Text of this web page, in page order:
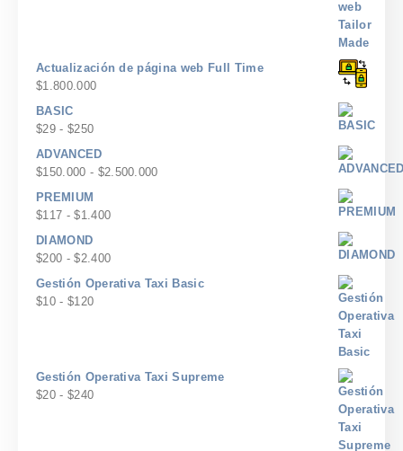
Actualización de página web Full Time
$1.800.000
BASIC
$29 - $250Rango
precios:
desde
hasta
ADVANCED
$150.000 - $2.500.000Rango
$2.500.000
PREMIUM
$117 - $1.400Rango
$117
DIAMOND
$200 - $2.400Rango
Gestión Operativa Taxi Basic
$10 - $120Rango
$10
hasta
Gestión Operativa Taxi Supreme
$20 - $240Rango